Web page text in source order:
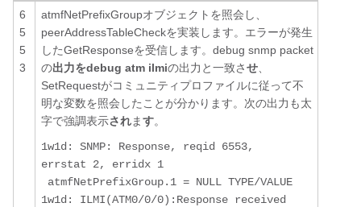
6
5
5
3
atmfNetPrefixGroupオブジェクトを照会し、
peerAddressTableCheckを実装します。エラーが発生
したGetResponseを受信します。debug snmp packet
の出力をdebug atm ilmiの出力と一致させ
SetRequestがコミュニティプロファイルに従って不
明な変数を照会したことが分かります。次の出力も太
字で強調表示されます。
1w1d: SNMP: Response, reqid 6553,
errstat 2, erridx 1
1w1d: ILMI(ATM0/0/0):Response received